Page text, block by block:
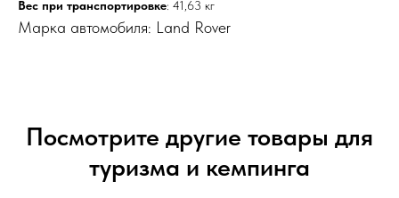
Вес при транспортировке: 41,63 кг
Марка автомобиля: Land Rover
Посмотрите другие товары для
туризма и кемпинга